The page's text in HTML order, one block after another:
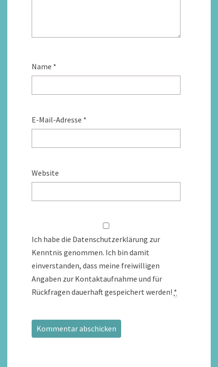
Name *
E-Mail-Adresse *
Website
Ich habe die Datenschutzerklärung zur
Kenntnis genommen. Ich bin damit
einverstanden, dass meine freiwilligen
Angaben zur Kontaktaufnahme und für
Rückfragen dauerhaft gespeichert werden! *